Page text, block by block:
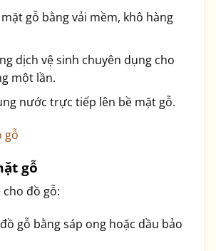
gỗ bằng vải mềm, khô hàng
dịch vệ sinh chuyên dụng cho
một lần.
nước trực tiếp lên bề mặt gỗ.
gỗ
cho đồ gỗ:
gỗ bằng sáp ong hoặc dầu bảo